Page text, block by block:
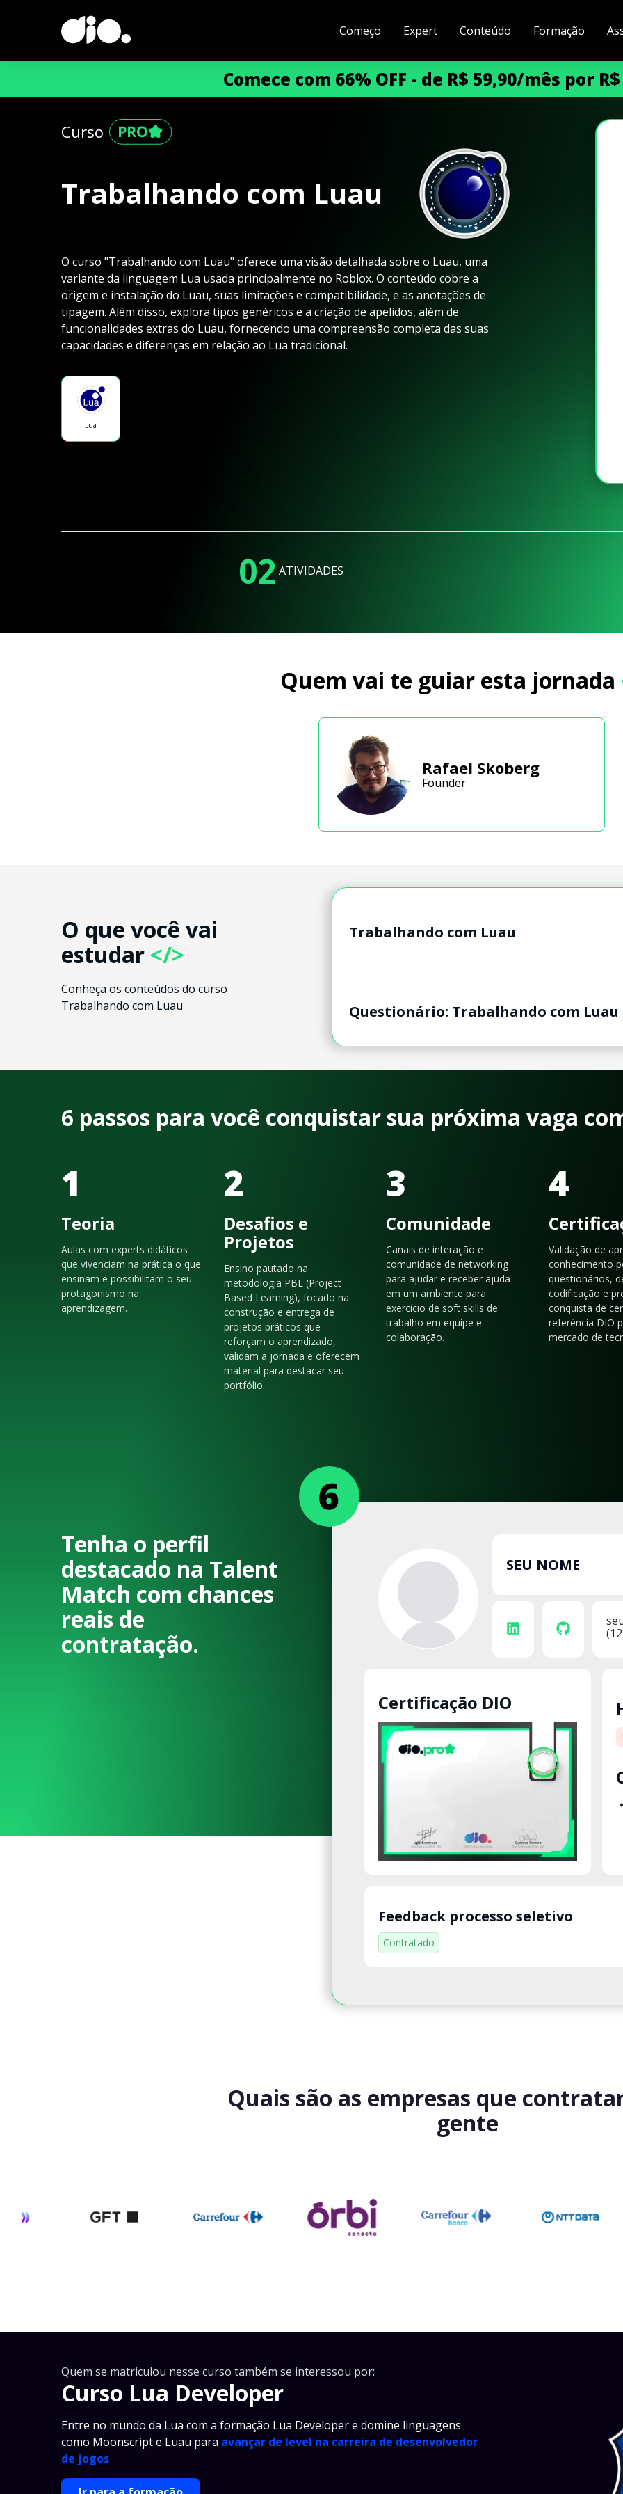
Começo Expert Conteúdo Formação
Comece com 66% OFF - de R$ 59,90/mês por
Curso
Trabalhando com Luau
O curso "Trabalhando com Luau" oferece uma visão detalhada sobre o Luau, uma
variante da linguagem Lua usada principalmente no Roblox. O conteúdo cobre a
origem e instalação do Luau, suas limitações e compatibilidade, e as anotações de
tipagem. Além disso, explora tipos genéricos e a criação de apelidos, além de
funcionalidades extras do Luau, fornecendo uma compreensão completa das suas
capacidades e diferenças em relação ao Lua tradicional.
Lua
02 ATIVIDADES
Quem vai te guiar esta jornada
Rafael Skoberg
Founder
O que você vai
estudar </>
Conheça os conteúdos do curso
Trabalhando com Luau
Trabalhando com Luau
Questionário: Trabalhando com Luau
6 passos para você conquistar sua próxima vaga
1
Teoria
Aulas com experts didáticos
que vivenciam na prática o que
ensinam e possibilitam o seu
protagonismo na
aprendizagem.
2
Desafios e
Projetos
Ensino pautado na
metodologia PBL (Project
Based Learning), focado na
construção e entrega de
projetos práticos que
reforçam o aprendizado,
validam a jornada e oferecem
material para destacar seu
portfólio.
3
Comunidade
Canais de interação e
comunidade de networking
para ajudar e receber ajuda
em um ambiente para
exercício de soft skills de
trabalho em equipe e
colaboração.
4
Validação de
conhecimento
questionários,
codificação e
conquista de
referência DIO
mercado de
Tenha o perfil
destacado na Talent
Match com chances
reais de
contratação.
SEU NOME
Certificação DIO
Feedback processo seletivo
Contratado
Quais são as empresas que
gente
Quem se matriculou nesse curso também se interessou por:
Curso Lua Developer
Entre no mundo da Lua com a formação Lua Developer e domine linguagens
como Moonscript e Luau para avançar de level na carreira de desenvolvedor
de jogos